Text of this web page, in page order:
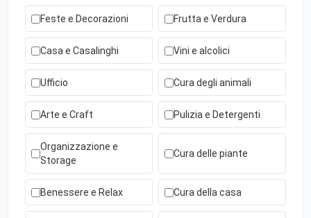
Feste e Decorazioni Frutta e Verdura
Casa e Casalinghi Vini e alcolici
Ufficio Cura degli animali
Arte e Craft Pulizia e Detergenti
Organizzazione e
Storage
Cura delle piante
Benessere e Relax Cura della casa